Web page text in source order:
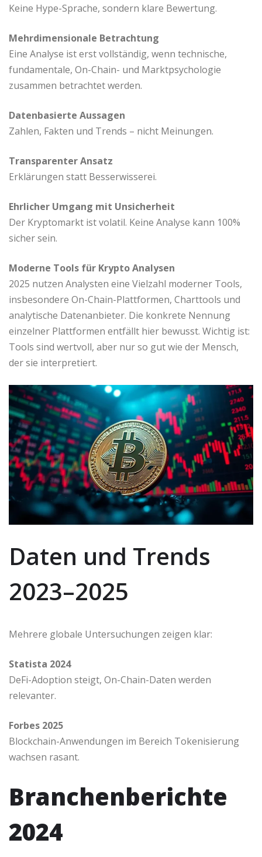
Keine Hype-Sprache, sondern klare Bewertung.
Mehrdimensionale Betrachtung
Eine Analyse ist erst vollständig, wenn technische,
fundamentale, On-Chain- und Marktpsychologie
zusammen betrachtet werden.
Datenbasierte Aussagen
Zahlen, Fakten und Trends – nicht Meinungen.
Transparenter Ansatz
Erklärungen statt Besserwisserei.
Ehrlicher Umgang mit Unsicherheit
Der Kryptomarkt ist volatil. Keine Analyse kann 100%
sicher sein.
Moderne Tools für Krypto Analysen
2025 nutzen Analysten eine Vielzahl moderner Tools,
insbesondere On-Chain-Plattformen, Charttools und
analytische Datenanbieter. Die konkrete Nennung
einzelner Plattformen entfällt hier bewusst. Wichtig ist:
Tools sind wertvoll, aber nur so gut wie der Mensch,
der sie interpretiert.
Daten und Trends
2023–2025
Mehrere globale Untersuchungen zeigen klar:
Statista 2024
DeFi-Adoption steigt, On-Chain-Daten werden
relevanter.
Forbes 2025
Blockchain-Anwendungen im Bereich Tokenisierung
wachsen rasant.
Branchenberichte
2024